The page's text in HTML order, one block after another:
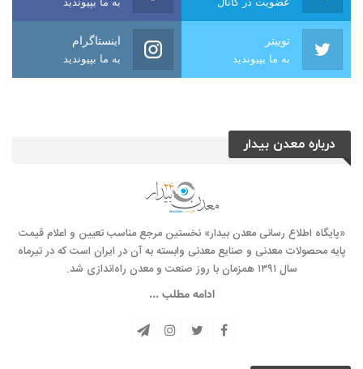
توییتر
به ما بپیوندید
اینستاگرام
به ما بپیوندید
درباره معدن بیدار
«پایگاه اطلاع رسانی معدن بیدار» نخستین مرجع مناسب تعیین و اعلام قیمت
پایه محصولات معدنی و صنایع معدنی وابسته به آن در ایران است که در تیرماه
سال ۱۳۹۱ همزمان با روز صنعت و معدن راه‌‌اندازی شد.
ادامه مطلب ...